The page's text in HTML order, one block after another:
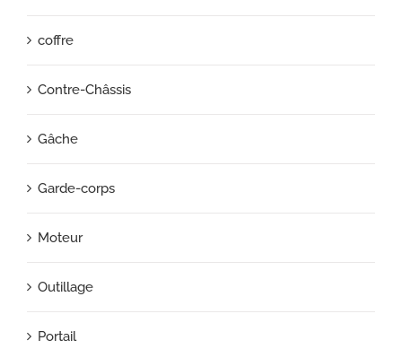
coffre
Contre-Châssis
Gâche
Garde-corps
Moteur
Outillage
Portail